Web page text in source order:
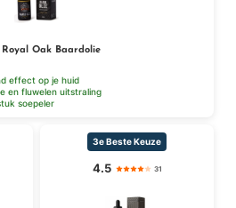
Royal Oak Baardolie
effect op je huid
en fluwelen uitstraling
soepeler
3e Beste Keuze
4.5 31